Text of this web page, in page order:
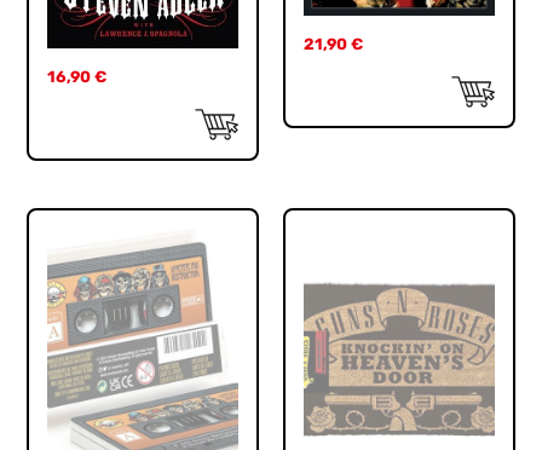
16,90€
21,90 €